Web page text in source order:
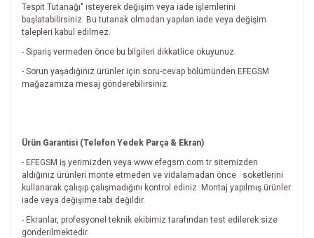
Tespit Tutanağı" isteyerek değişim veya iade işlemlerini
başlatabilirsiniz. Bu tutanak olmadan yapılan iade veya değişim
talepleri kabul edilmez.
- Sipariş vermeden önce bu bilgileri dikkatlice okuyunuz.
- Sorun yaşadığınız ürünler için soru-cevap bölümünden EFEGSM
mağazamıza mesaj gönderebilirsiniz.
Ürün Garantisi (Telefon Yedek Parça & Ekran)
- EFEGSM iş yerimizden veya www.efegsm.com.tr sitemizden
aldığınız ürünleri monte etmeden ve vidalamadan önce
soketlerini
kullanarak çalışıp çalışmadığını kontrol ediniz. Montaj yapılmış ürünler
iade veya değişime tabi değildir.
- Ekranlar, profesyonel teknik ekibimiz tarafından test edilerek size
gönderilmektedir.